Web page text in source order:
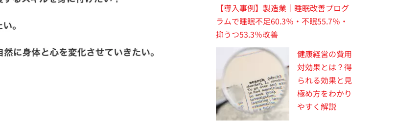
【導入事例】製造業｜睡眠改善プログ
ラムで睡眠不足60.3％・不眠55.7％・
抑うつ53.3％改善
健康経営の費用
対効果とは？得
られる効果と見
極め方をわかり
やすく解説